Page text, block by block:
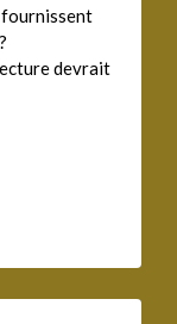
fournissent
devrait